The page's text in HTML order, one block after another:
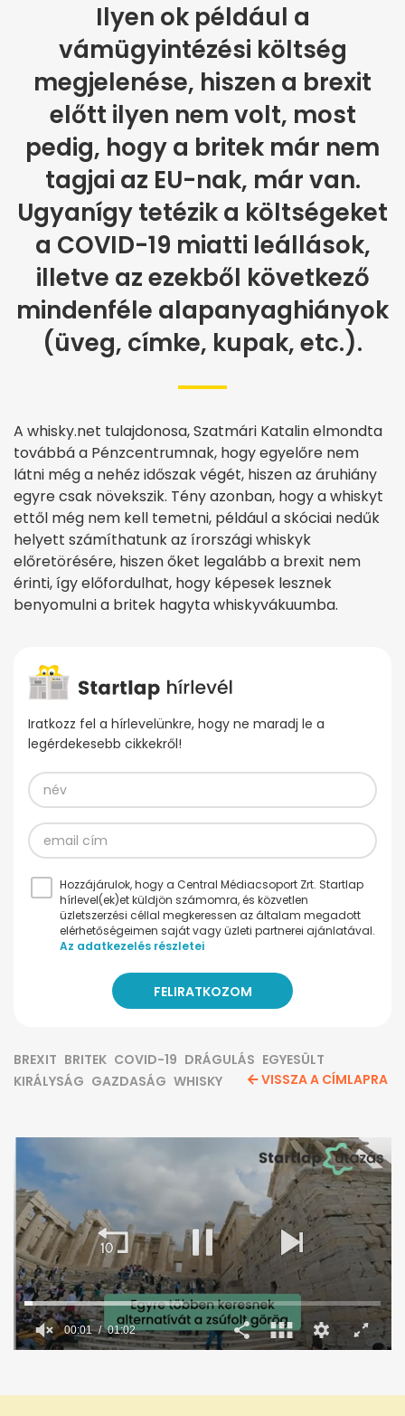
Ilyen ok például a
vámügyintézési költség
megjelenése, hiszen a brexit
előtt ilyen nem volt, most
pedig, hogy a britek már nem
tagjai az EU-nak, már van.
Ugyanígy tetézik a költségeket
a COVID-19 miatti leállások,
illetve az ezekből következő
mindenféle alapanyaghiányok
(üveg, címke, kupak, etc.).
A whisky.net tulajdonosa, Szatmári Katalin elmondta
továbbá a Pénzcentrumnak, hogy egyelőre nem
látni még a nehéz időszak végét, hiszen az áruhiány
egyre csak növekszik. Tény azonban, hogy a whiskyt
ettől még nem kell temetni, például a skóciai nedűk
helyett számíthatunk az írországi whiskyk
előretörésére, hiszen őket legalább a brexit nem
érinti, így előfordulhat, hogy képesek lesznek
benyomulni a britek hagyta whiskyvákuumba.
Iratkozz fel a hírlevelünkre, hogy ne maradj le a
legérdekesebb cikkekről!
Hozzájárulok, hogy a Central Médiacsoport Zrt. Startlap
hírlevel(ek)et küldjön számomra, és közvetlen
üzletszerzési céllal megkeressen az általam megadott
elérhetőségeimen saját vagy üzleti partnerei ajánlatával.
Az adatkezelés részletei
BREXIT BRITEK COVID-19 DRÁGULÁS EGYESÜLT
KIRÁLYSÁG GAZDASÁG WHISKY VISSZA A CÍMLAPRA
1
00:02 01:02